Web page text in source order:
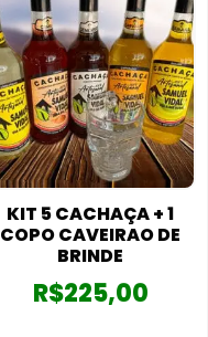
KIT 5 CACHAÇA + 1
COPO CAVEIRAO DE
BRINDE
R$225,00